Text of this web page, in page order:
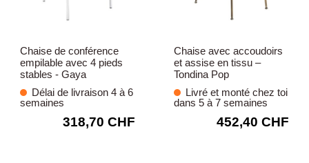
Chaise de conférence
empilable avec 4 pieds
stables - Gaya
Délai de livraison 4 à 6
semaines
318,70 CHF
Chaise avec accoudoirs
et assise en tissu –
Tondina Pop
Livré et monté chez toi
dans 5 à 7 semaines
452,40 CHF